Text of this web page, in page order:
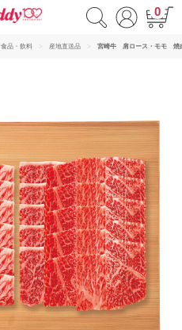
0
食品・飲料 産地直送品 宮崎牛 肩ロース・モモ 焼